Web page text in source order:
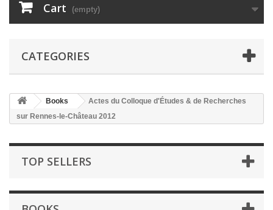
Cart (empty)
CATEGORIES
Books
Actes du Colloque d'Études & de Recherches
sur Rennes-le-Château 2012
TOP SELLERS